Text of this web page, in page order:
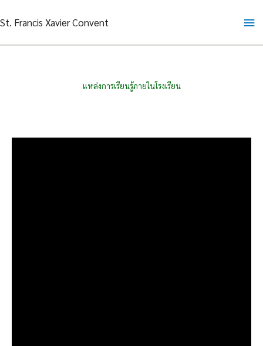
to
St. Francis Xavier Convent
แหล่งการเรียนรู้ภายในโรงเรียน